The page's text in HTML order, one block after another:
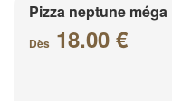
Pizza neptune méga
Dès 18.00 €